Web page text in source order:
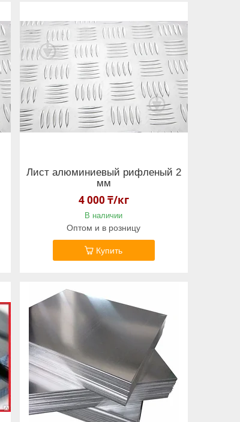
Лист алюминиевый рифленый 2
мм
4 000 ₸/кг
В наличии
Оптом и в розницу
Купить